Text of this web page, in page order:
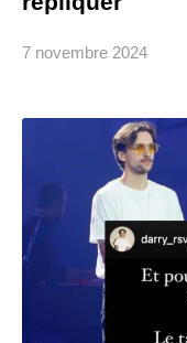
7 novembre 2024